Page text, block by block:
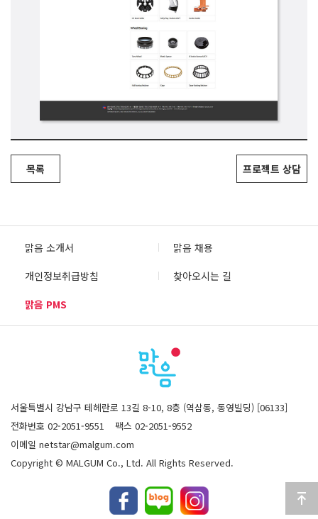
목록 프로젝트 상담
맑음 소개서
맑음 채용
개인정보취급방침
찾아오시는 길
맑음 PMS
서울특별시 강남구 테헤란로 13길 8-10, 8층 (역삼동, 동영빌딩) [06133]
전화번호 02-2051-9551
팩스 02-2051-9552
이메일 netstar@malgum.com
Copyright © MALGUM Co., Ltd. All Rights Reserved.